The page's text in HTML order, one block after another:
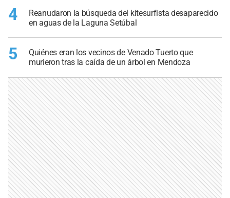
4
Reanudaron la búsqueda del kitesurfista desaparecido
en aguas de la Laguna Setúbal
5
Quiénes eran los vecinos de Venado Tuerto que
murieron tras la caída de un árbol en Mendoza